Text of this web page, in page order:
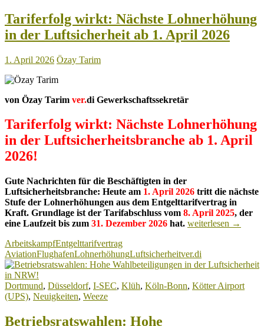
und
muss
zahlen!
Tariferfolg wirkt: Nächste Lohnerhöhung
in der Luftsicherheit ab 1. April 2026
1. April 2026 Özay Tarim
von Özay Tarim ver.di Gewerkschaftssekretär
Tariferfolg wirkt: Nächste Lohnerhöhung
in der Luftsicherheitsbranche ab 1. April
2026!
Gute Nachrichten für die Beschäftigten in der
Luftsicherheitsbranche: Heute am 1. April 2026 tritt die nächste
Stufe der Lohnerhöhungen aus dem Entgelttarifvertrag in
Kraft. Grundlage ist der Tarifabschluss vom 8. April 2025, der
eine Laufzeit bis zum 31. Dezember 2026 hat. Tariferfolg
Lohnerhöhung
in
Luftsicherheit
weiterlesen →
ArbeitskampfEntgelttarifvertrag
AviationFlughafenLohnerhöhungLuftsicherheitver.di
Dortmund, Düsseldorf, I-SEC, Klüh, Köln-Bonn, Kötter Airport
(UPS), Neuigkeiten, Weeze
Betriebsratswahlen: Hohe